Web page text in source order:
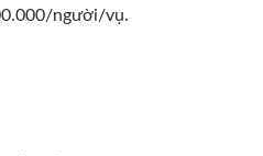
người/vụ.